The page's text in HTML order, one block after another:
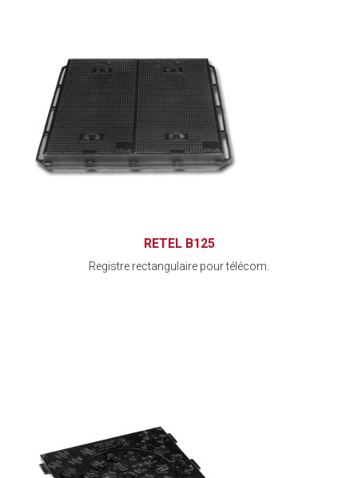
RETEL B125
Registre rectangulaire pour télécom.